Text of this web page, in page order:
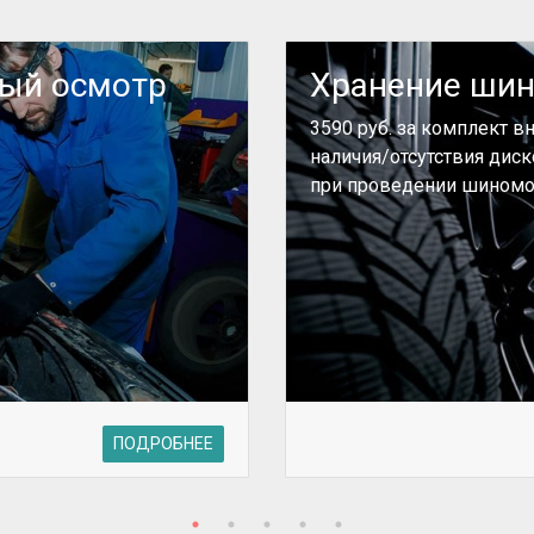
осмотр
ПОДРОБНЕЕ
Хранение шин
3590 руб. за комплект
наличия/отсутствия
при проведении